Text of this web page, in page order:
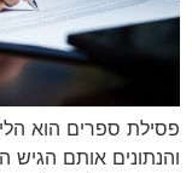
פסילת ספרים הוא
והנתונים אותם